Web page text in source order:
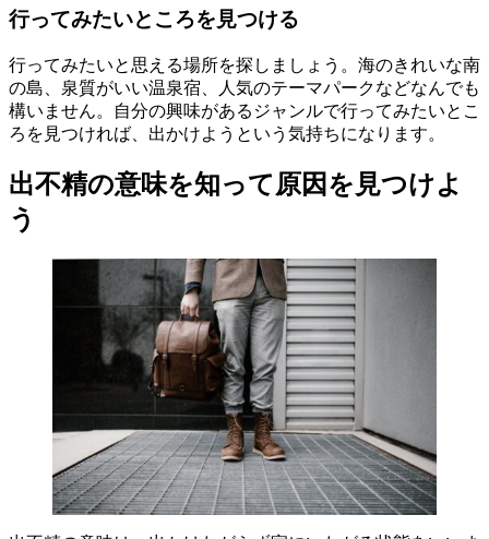
行ってみたいところを見つける
行ってみたいと思える場所を探しましょう。海のきれいな南
の島、泉質がいい温泉宿、人気のテーマパークなどなんでも
構いません。自分の興味があるジャンルで行ってみたいとこ
ろを見つければ、出かけようという気持ちになります。
出不精の意味を知って原因を見つけよ
う